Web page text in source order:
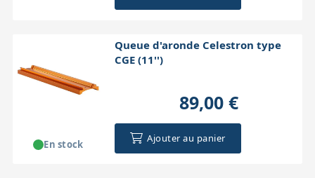
Queue d'aronde Celestron type
CGE (11'')
89,00 €
Ajouter au panier
En stock